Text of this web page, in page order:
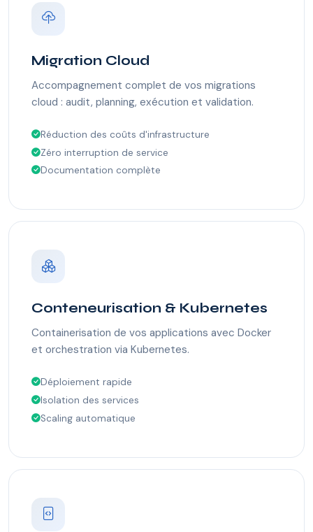
Migration Cloud
Accompagnement complet de vos migrations
cloud : audit, planning, exécution et validation.
Réduction des coûts d'infrastructure
Zéro interruption de service
Documentation complète
Conteneurisation & Kubernetes
Containerisation de vos applications avec Docker
et orchestration via Kubernetes.
Déploiement rapide
Isolation des services
Scaling automatique